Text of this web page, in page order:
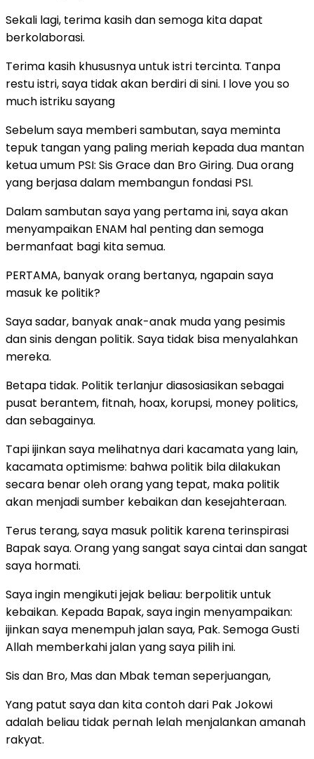
Sekali lagi, terima kasih dan semoga kita dapat
berkolaborasi.
Terima kasih khususnya untuk istri tercinta. Tanpa
restu istri, saya tidak akan berdiri di sini. I love you so
much istriku sayang
Sebelum saya memberi sambutan, saya meminta
tepuk tangan yang paling meriah kepada dua mantan
ketua umum PSI: Sis Grace dan Bro Giring. Dua orang
yang berjasa dalam membangun fondasi PSI.
Dalam sambutan saya yang pertama ini, saya akan
menyampaikan ENAM hal penting dan semoga
bermanfaat bagi kita semua.
PERTAMA, banyak orang bertanya, ngapain saya
masuk ke politik?
Saya sadar, banyak anak-anak muda yang pesimis
dan sinis dengan politik. Saya tidak bisa menyalahkan
mereka.
Betapa tidak. Politik terlanjur diasosiasikan sebagai
pusat berantem, fitnah, hoax, korupsi, money politics,
dan sebagainya.
Tapi ijinkan saya melihatnya dari kacamata yang lain,
kacamata optimisme: bahwa politik bila dilakukan
secara benar oleh orang yang tepat, maka politik
akan menjadi sumber kebaikan dan kesejahteraan.
Terus terang, saya masuk politik karena terinspirasi
Bapak saya. Orang yang sangat saya cintai dan sangat
saya hormati.
Saya ingin mengikuti jejak beliau: berpolitik untuk
kebaikan. Kepada Bapak, saya ingin menyampaikan:
ijinkan saya menempuh jalan saya, Pak. Semoga Gusti
Allah memberkahi jalan yang saya pilih ini.
Sis dan Bro, Mas dan Mbak teman seperjuangan,
Yang patut saya dan kita contoh dari Pak Jokowi
adalah beliau tidak pernah lelah menjalankan amanah
rakyat.